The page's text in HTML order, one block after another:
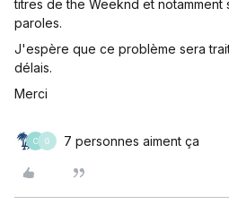
titres de the Weeknd et notamment
paroles.
J'espère que ce problème sera
délais.
Merci
C G 7 personnes aiment ça